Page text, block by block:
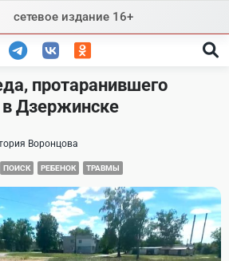
сетевое издание 16+
протаранившего
Дзержинске
Воронцова
ПОИСК РЕБЕНОК ТРАВМЫ